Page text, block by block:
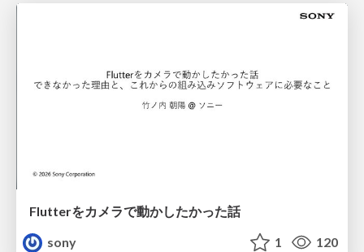
Flutterをカメラで動かしたかった話
sony
1 120